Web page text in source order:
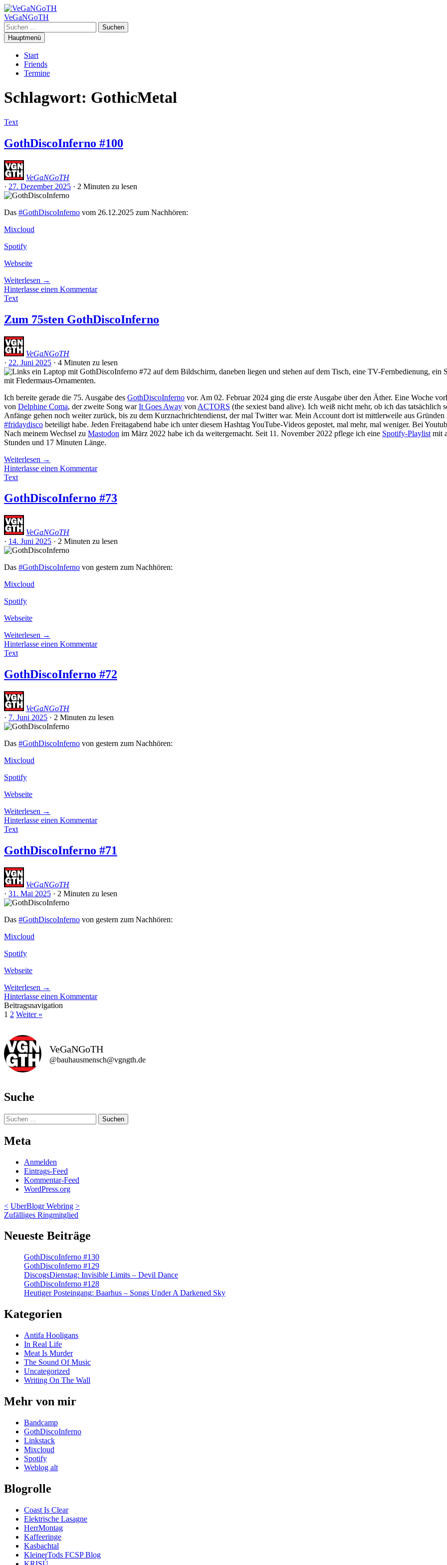
Zum
Inhalt
springen
VeGaNGoTH
Suchen
nach:
Hauptmenü
Start
Friends
Termine
Schlagwort: GothicMetal
Text
GothDiscoInferno #100
VeGaNGoTH
· 27. Dezember 2025 · 2 Minuten zu lesen
Das #GothDiscoInferno vom 26.12.2025 zum Nachhören:
Mixcloud
Spotify
Webseite
Weiterlesen →
Hinterlasse einen Kommentar
Text
Zum 75sten GothDiscoInferno
VeGaNGoTH
· 22. Juni 2025 · 4 Minuten zu lesen
Ich bereite gerade die 75. Ausgabe des GothDiscoInferno vor. Am 02. Februar 2024 ging die erste Ausgabe über den Äther. Eine Woche
von Delphine Coma, der zweite Song warIt Goes Away von ACTORS (the sexiest band alive). Ich weiß nicht mehr, ob ich das
Anfänge gehen noch weiter zurück, bis zu dem Kurznachrichtendienst, der mal Twitter war. Mein Account dort ist mittlerweile aus
#fridaydisco beteiligt habe. Jeden Freitagabend habe ich unter diesem Hashtag YouTube-Videos gepostet, mal mehr, mal weniger. Bei
Nach meinem Wechsel zu Mastodon im März 2022 habe ich da weitergemacht. Seit 11. November 2022 pflege ich eine Spotify-Playlist mit
Stunden und 17 Minuten Länge.
Weiterlesen →
Hinterlasse einen Kommentar
Text
GothDiscoInferno #73
VeGaNGoTH
· 14. Juni 2025 · 2 Minuten zu lesen
Das #GothDiscoInferno von gestern zum Nachhören:
Mixcloud
Spotify
Webseite
Weiterlesen →
Hinterlasse einen Kommentar
Text
GothDiscoInferno #72
VeGaNGoTH
· 7. Juni 2025 · 2 Minuten zu lesen
Das #GothDiscoInferno von gestern zum Nachhören:
Mixcloud
Spotify
Webseite
Weiterlesen →
Hinterlasse einen Kommentar
Text
GothDiscoInferno #71
VeGaNGoTH
· 31. Mai 2025 · 2 Minuten zu lesen
Das #GothDiscoInferno von gestern zum Nachhören:
Mixcloud
Spotify
Webseite
Weiterlesen →
Hinterlasse einen Kommentar
Beitragsnavigation
1 2 Weiter »
VeGaNGoTH
@bauhausmensch@vgngth.de
Suche
Suchen
nach:
Meta
Anmelden
Eintrags-Feed
Kommentar-Feed
WordPress.org
< UberBlogr Webring >
Zufälliges Ringmitglied
Neueste Beiträge
GothDiscoInferno #130
GothDiscoInferno #129
DiscogsDienstag: Invisible Limits – Devil Dance
GothDiscoInferno #128
Heutiger Posteingang: Baarhus – Songs Under A Darkened Sky
Kategorien
Antifa Hooligans
In Real Life
Meat Is Murder
The Sound Of Music
Uncategorized
Writing On The Wall
Mehr von mir
Bandcamp
GothDiscoInferno
Linkstack
Mixcloud
Spotify
Weblog alt
Blogrolle
Coast Is Clear
Elektrische Lasagne
HerrMontag
Kaffeeringe
Kasbachtal
KleinerTods FCSP Blog